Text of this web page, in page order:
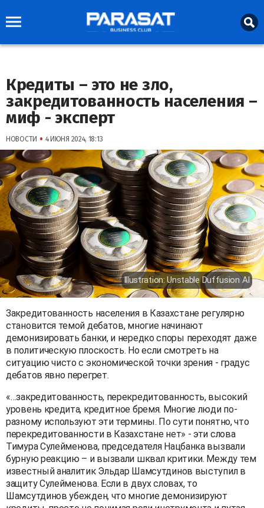
Кредиты – это не зло,
закредитованность населения –
миф - эксперт
НОВОСТИ • 4 ИЮНЯ 2024, 18:13
Illustration: Unstable Duffusion AI
Закредитованность населения в Казахстане регулярно
становится темой дебатов, многие начинают
демонизировать банки, и нередко споры переходят даже
в политическую плоскость. Но если смотреть на
ситуацию чисто с экономической точки зрения - градус
дебатов явно перегрет.
«…закредитованность, перекредитованность, высокий
уровень кредита, кредитное бремя. Многие люди по-
разному используют эти термины. По сути понятно, что
перекредитованности в Казахстане нет» - эти слова
Тимура Сулейменова, председателя Нацбанка вызвали
бурную реакцию – и вызвали шквал критики. Между тем
известный аналитик Эльдар Шамсутдинов выступил в
защиту Сулейменова. Если в двух словах, то
Шамсутдинов убежден, что многие демонизируют